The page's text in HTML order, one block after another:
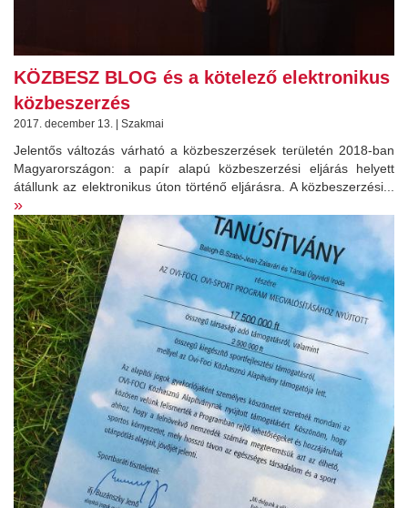
KÖZBESZ BLOG és a kötelező elektronikus
közbeszerzés
2017. december 13. | Szakmai
Jelentős változás várható a közbeszerzések területén 2018-ban
Magyarországon: a papír alapú közbeszerzési eljárás helyett
átállunk az elektronikus úton történő eljárásra. A közbeszerzési...
»